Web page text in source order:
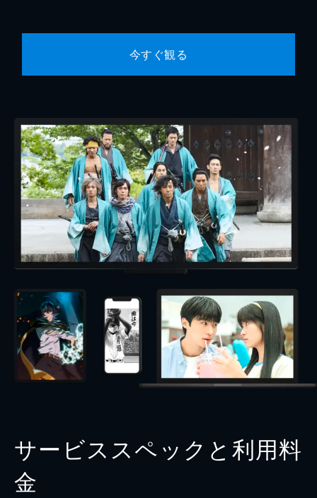
今すぐ観る
サービススペックと利用料
金